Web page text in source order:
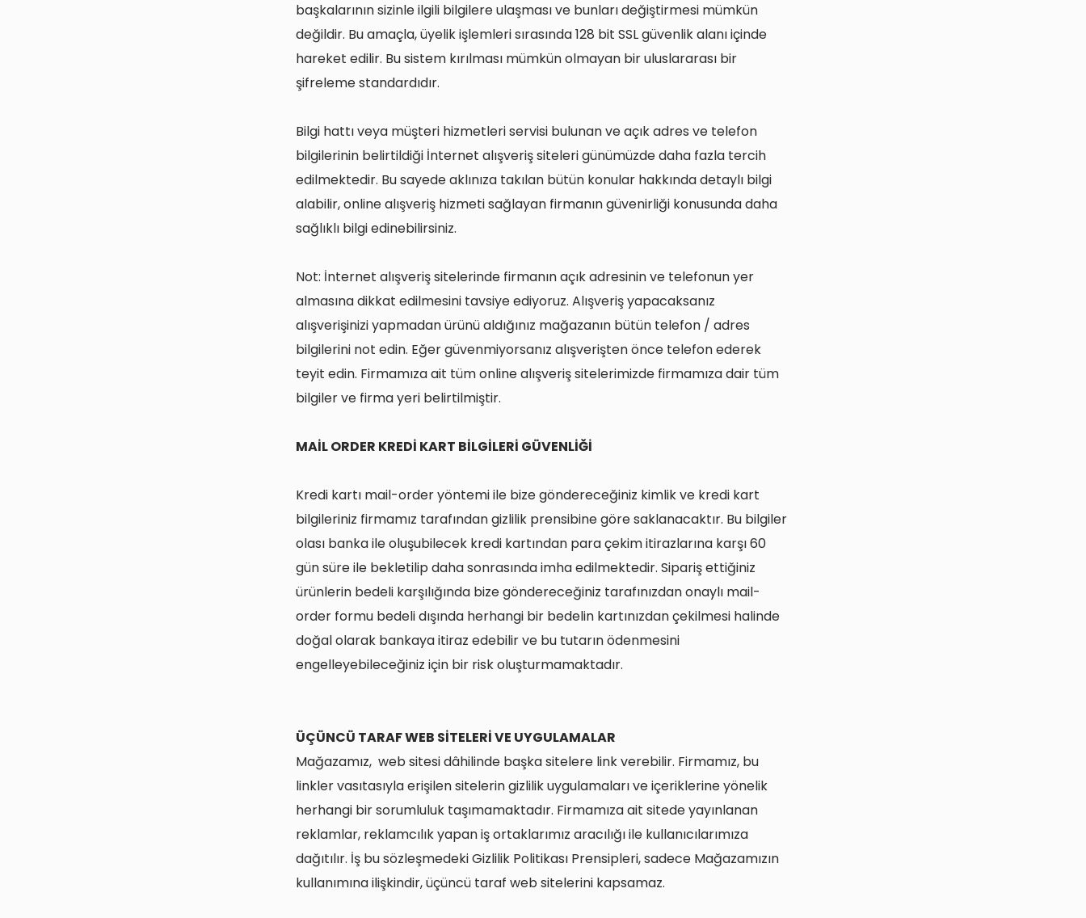
başkalarının sizinle ilgili bilgilere ulaşması ve bunları değiştirmesi mümkün
değildir. Bu amaçla, üyelik işlemleri sırasında 128 bit SSL güvenlik alanı içinde
hareket edilir. Bu sistem kırılması mümkün olmayan bir uluslararası bir
şifreleme standardıdır.
Bilgi hattı veya müşteri hizmetleri servisi bulunan ve açık adres ve telefon
bilgilerinin belirtildiği İnternet alışveriş siteleri günümüzde daha fazla tercih
edilmektedir. Bu sayede aklınıza takılan bütün konular hakkında detaylı bilgi
alabilir, online alışveriş hizmeti sağlayan firmanın güvenirliği konusunda daha
sağlıklı bilgi edinebilirsiniz.
Not: İnternet alışveriş sitelerinde firmanın açık adresinin ve telefonun yer
almasına dikkat edilmesini tavsiye ediyoruz. Alışveriş yapacaksanız
alışverişinizi yapmadan ürünü aldığınız mağazanın bütün telefon / adres
bilgilerini not edin. Eğer güvenmiyorsanız alışverişten önce telefon ederek
teyit edin. Firmamıza ait tüm online alışveriş sitelerimizde firmamıza dair tüm
bilgiler ve firma yeri belirtilmiştir.
MAİL ORDER KREDİ KART BİLGİLERİ GÜVENLİĞİ
Kredi kartı mail-order yöntemi ile bize göndereceğiniz kimlik ve kredi kart
bilgileriniz firmamız tarafından gizlilik prensibine göre saklanacaktır. Bu bilgiler
olası banka ile oluşubilecek kredi kartından para çekim itirazlarına karşı 60
gün süre ile bekletilip daha sonrasında imha edilmektedir. Sipariş ettiğiniz
ürünlerin bedeli karşılığında bize göndereceğiniz tarafınızdan onaylı mail-
order formu bedeli dışında herhangi bir bedelin kartınızdan çekilmesi halinde
doğal olarak bankaya itiraz edebilir ve bu tutarın ödenmesini
engelleyebileceğiniz için bir risk oluşturmamaktadır.
ÜÇÜNCÜ TARAF WEB SİTELERİ VE UYGULAMALAR
Mağazamız, web sitesi dâhilinde başka sitelere link verebilir. Firmamız, bu
linkler vasıtasıyla erişilen sitelerin gizlilik uygulamaları ve içeriklerine yönelik
herhangi bir sorumluluk taşımamaktadır. Firmamıza ait sitede yayınlanan
reklamlar, reklamcılık yapan iş ortaklarımız aracılığı ile kullanıcılarımıza
dağıtılır. İş bu sözleşmedeki Gizlilik Politikası Prensipleri, sadece Mağazamızın
kullanımına ilişkindir, üçüncü taraf web sitelerini kapsamaz.